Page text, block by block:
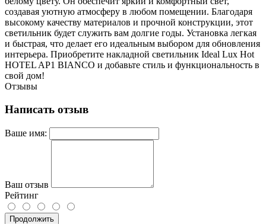
создавая уютную атмосферу в любом помещении. Благодаря
высокому качеству материалов и прочной конструкции, этот
светильник будет служить вам долгие годы. Установка легкая
и быстрая, что делает его идеальным выбором для обновления
интерьера. Приобретите накладной светильник Ideal Lux Hot
HOTEL AP1 BIANCO и добавьте стиль и функциональность в
свой дом!
Отзывы
Написать отзыв
Ваше имя:
Ваш отзыв
Рейтинг
Продолжить